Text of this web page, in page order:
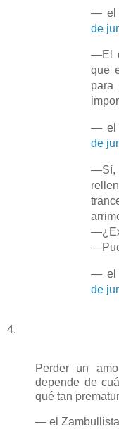
— el
de
—El
que
para
— el
de
—Sí,
— el
de
4.
Perder un
depende de
qué tan
— el